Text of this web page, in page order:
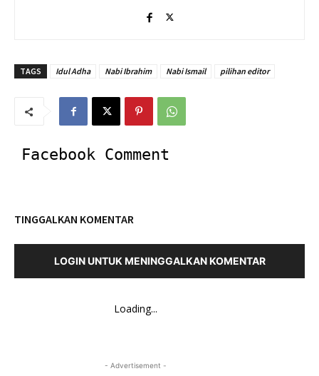
TAGS Idul Adha Nabi Ibrahim Nabi Ismail pilihan editor
Facebook Comment
TINGGALKAN KOMENTAR
LOGIN UNTUK MENINGGALKAN KOMENTAR
Loading...
- Advertisement -